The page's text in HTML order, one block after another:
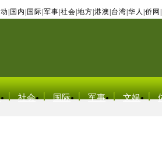
国内 国际 军事 社会 地方 港澳 台湾 华人 侨网
社会 国际 军事 文娱